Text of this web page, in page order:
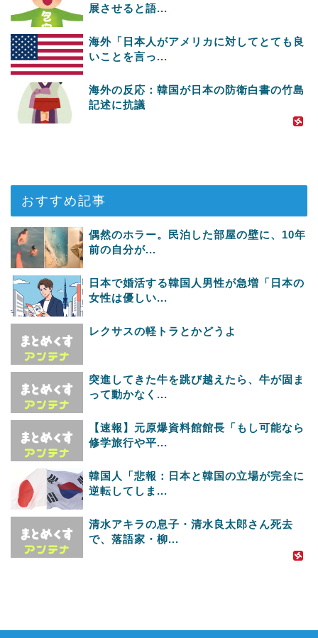
展させると語...
海外「日本人がアメリカに対してとても良
いことを言っ...
海外の反応：韓国が日本の防衛白書の竹島
記述に抗議
おすすめ記事
偶然のホラー。民泊した部屋の壁に、10年
前の自分が...
日本で婚活する韓国人男性が急増「日本の
女性は優しい...
レクサスの軽トラとかどうよ
突進してきた牛を跳び越えたら、牛が固ま
って動かなく...
【速報】元原爆資料館館長「もし可能なら
修学旅行や平...
韓国人「悲報：日本と韓国の立場が完全に
逆転してしま...
清水アキラの息子・清水良太郎さん死去
で、落語家・柳...